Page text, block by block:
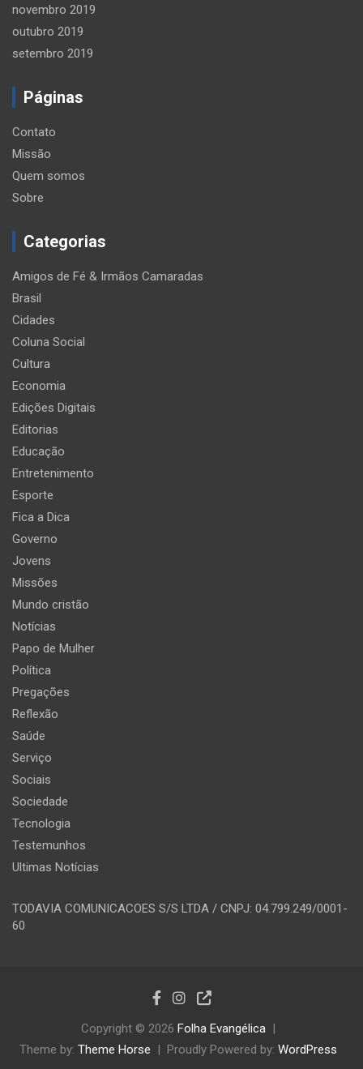
novembro 2019
outubro 2019
setembro 2019
Páginas
Contato
Missão
Quem somos
Sobre
Categorias
Amigos de Fé & Irmãos Camaradas
Brasil
Cidades
Coluna Social
Cultura
Economia
Edições Digitais
Editorias
Educação
Entretenimento
Esporte
Fica a Dica
Governo
Jovens
Missões
Mundo cristão
Notícias
Papo de Mulher
Política
Pregações
Reflexão
Saúde
Serviço
Sociais
Sociedade
Tecnologia
Testemunhos
Ultimas Notícias
TODAVIA COMUNICACOES S/S LTDA / CNPJ: 04.799.249/0001-
60
Copyright © 2026 Folha Evangélica
Theme by: Theme Horse Proudly Powered by: WordPress